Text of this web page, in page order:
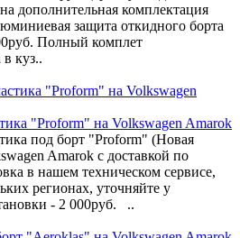
дополнительная комплектация
защита откидного борта
Полный комплет
куз..
"Proform" на Volkswagen Amarok
под борт "Proform" (Новая
Amarok с доставкой по
в нашем техническом сервисе,
регионах, уточняйте у
- 2 000руб. ..